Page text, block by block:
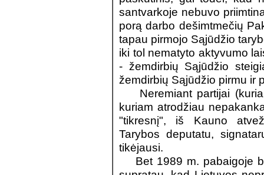
santvarkoje nebuvo
porą darbo dešimtmečių
tapau pirmojo Sąjūdžio
iki tol nematyto aktyvumo
- žemdirbių Sąjūdžio
žemdirbių Sąjūdžio pirmu ir
Neremiant partijai
kuriam atrodžiau
"tikresnį", iš Kauno
Tarybos deputatu,
tikėjausi.
Bet 1989 m. pabaigoje